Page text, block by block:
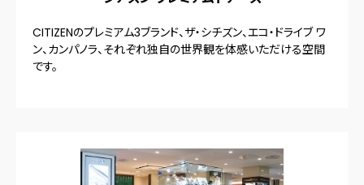
CITIZENのプレミアム3ブランド、ザ・シチズン、エコ・ドライブ ワ
ン、カンパノラ、それぞれ独自の世界観を体感いただける空間
です。